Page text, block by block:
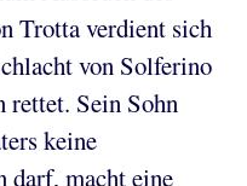
Trotta verdient sich
von Solferino
rettet. Sein Sohn
keine
darf, macht eine